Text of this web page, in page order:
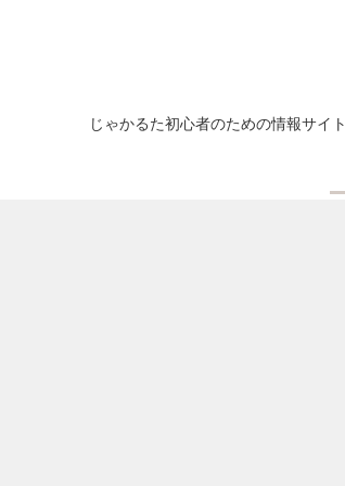
じゃかるた初心者のための情報サイト